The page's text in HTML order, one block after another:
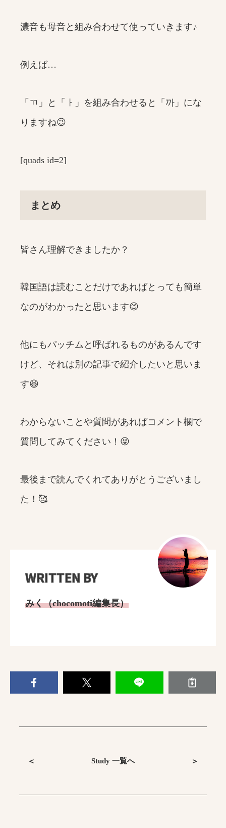
濃音も母音と組み合わせて使っていきます♪
例えば…
「ㄲ」と「ㅏ」を組み合わせると「까」にな
りますね😉
[quads id=2]
まとめ
皆さん理解できましたか？
韓国語は読むことだけであればとっても簡単
なのがわかったと思います😊
他にもパッチムと呼ばれるものがあるんです
けど、それは別の記事で紹介したいと思いま
す😆
わからないことや質問があればコメント欄で
質問してみてください！😝
最後まで読んでくれてありがとうございまし
た！🥰
WRITTEN BY
みく（chocomoti編集長）
＜ Study 一覧へ ＞